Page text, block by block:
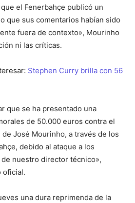
el Fenerbahçe publicó un
que sus comentarios habían sido
fuera de contexto», Mourinho
ni las críticas.
Stephen Curry brilla con 56
que se ha presentado una
de 50.000 euros contra el
José Mourinho, a través de los
debido al ataque a los
nuestro director técnico»,
oficial.
una dura reprimenda de la